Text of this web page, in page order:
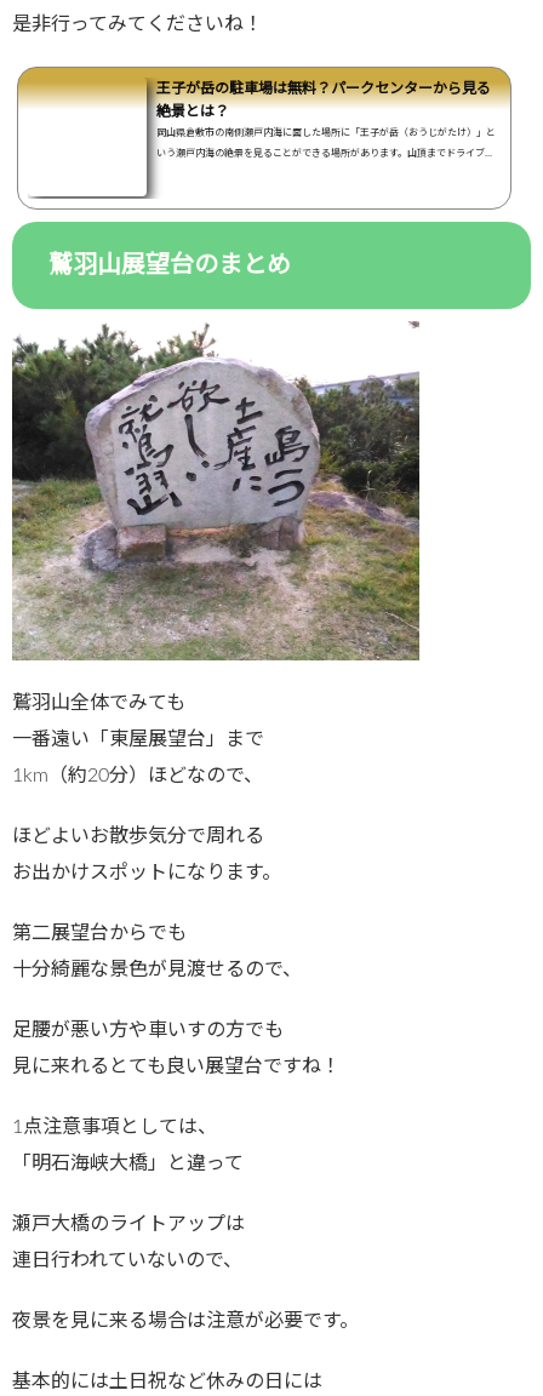
是非行ってみてくださいね！
王子が岳の駐車場は無料？パークセンターから見る
絶景とは？
岡山県倉敷市の南側瀬戸内海に面した場所に「王子が岳（おうじがたけ）」と
いう瀬戸内海の絶景を見ることができる場所があります。山頂までドライブが
鷲羽山展望台のまとめ
鷲羽山全体でみても
一番遠い「東屋展望台」まで
1km（約20分）ほどなので、
ほどよいお散歩気分で周れる
お出かけスポットになります。
第二展望台からでも
十分綺麗な景色が見渡せるので、
足腰が悪い方や車いすの方でも
見に来れるとても良い展望台ですね！
1点注意事項としては、
「明石海峡大橋」と違って
瀬戸大橋のライトアップは
連日行われていないので、
夜景を見に来る場合は注意が必要です。
基本的には土日祝など休みの日には